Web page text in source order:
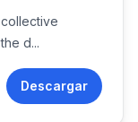
collective
d...
Descargar